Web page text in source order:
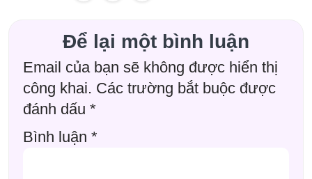
Để lại một bình luận
Email của bạn sẽ không được hiển thị
công khai. Các trường bắt buộc được
đánh dấu *
Bình luận *